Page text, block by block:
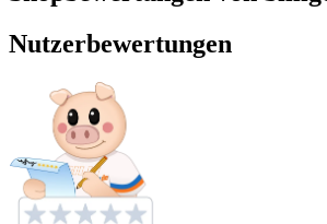
Nutzerbewertungen